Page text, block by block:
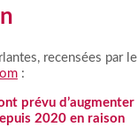
recensées par le
:
prévu d’augmenter
2020 en raison